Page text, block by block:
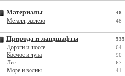
Материалы 48
Металл, железо 48
Природа и ландшафты 535
Дороги и шоссе 64
Космос и луна 90
Лес 67
Море и волны 41